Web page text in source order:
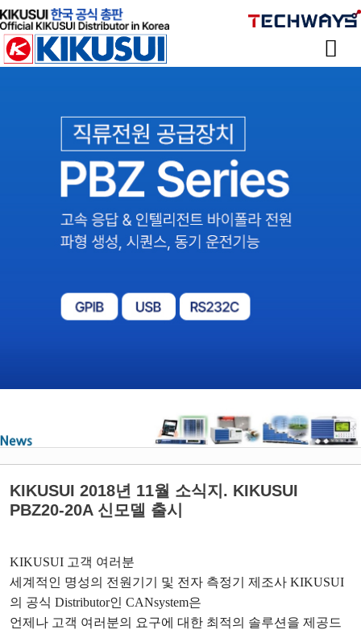
KIKUSUI 2018년 11월 소식지. KIKUSUI
PBZ20-20A 신모델 출시
KIKUSUI 고객 여러분
세계적인 명성의 전원기기 및 전자 측정기 제조사 KIKUSUI
의 공식 Distributor인 CANsystem은
언제나 고객 여러분의 요구에 대한 최적의 솔루션을 제공드